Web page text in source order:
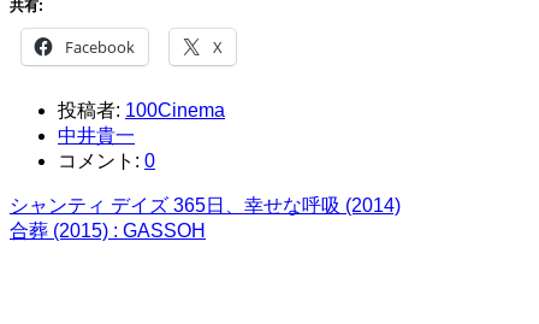
共有:
Facebook X
投稿者: 100Cinema
中井貴一
コメント: 0
シャンティ デイズ 365日、幸せな呼吸 (2014)
合葬 (2015) : GASSOH